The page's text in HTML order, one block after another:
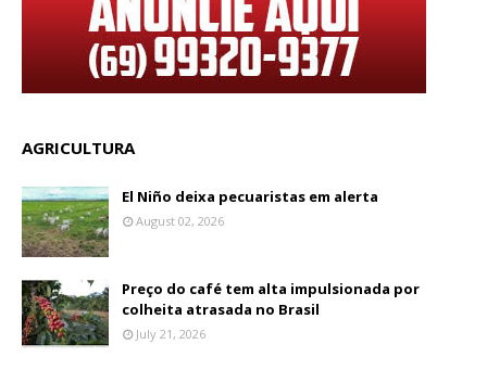
AGRICULTURA
El Niño deixa pecuaristas em alerta
August 02, 2026
Preço do café tem alta impulsionada por
colheita atrasada no Brasil
July 21, 2026